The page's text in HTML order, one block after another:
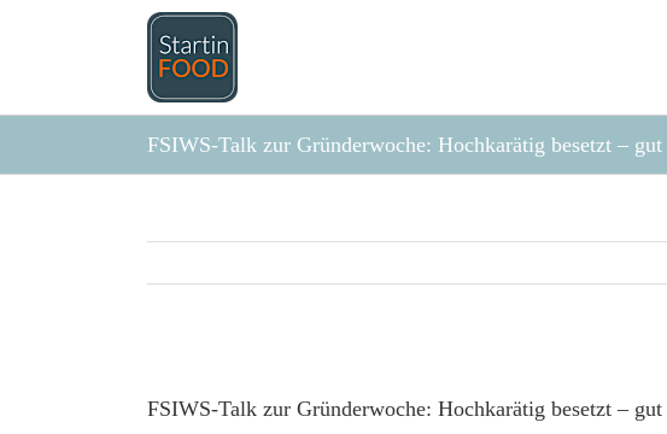
FSIWS-Talk zur Gründerwoche: Hochkarätig besetzt – gut
grösseres
FSIWS-Talk zur Gründerwoche: Hochkarätig besetzt – gut